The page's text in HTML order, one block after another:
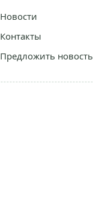
Новости
Контакты
Предложить новость